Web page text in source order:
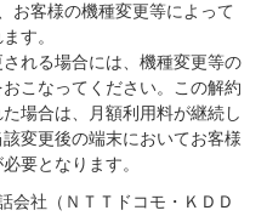
お客様の機種変更等によって
す。
れる場合には、機種変更等の
こなってください。この解約
場合は、月額利用料が継続し
変更後の端末においてお客様
要となります。
会社（ＮＴＴドコモ・ＫＤＤ